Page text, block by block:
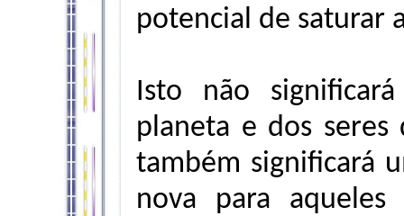
potencial de saturar
Isto não
planeta e dos
também significará
nova para aqueles